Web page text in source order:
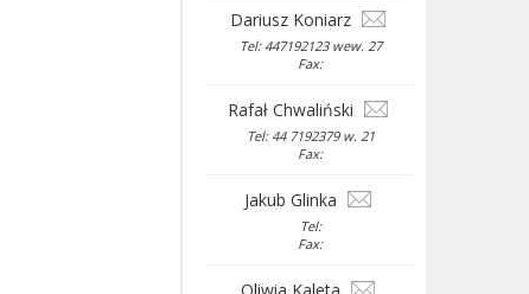
Dariusz Koniarz
Tel: 447192123 wew. 27
Fax:
Rafał Chwaliński
Tel: 44 7192379 w. 21
Fax:
Jakub Glinka
Tel:
Fax: